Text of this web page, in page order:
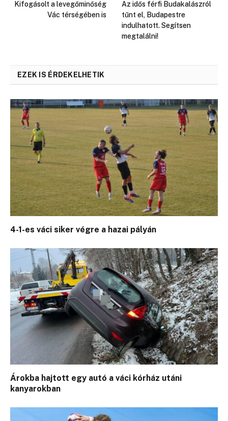
Kifogásolt a levegőminőség
Vác térségében is
Az idős férfi Budakalászról
tűnt el, Budapestre
indulhatott. Segítsen
megtalálni!
EZEK IS ÉRDEKELHETIK
4-1-es váci siker végre a hazai pályán
Árokba hajtott egy autó a váci kórház utáni
kanyarokban